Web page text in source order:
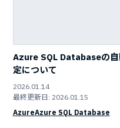
Azure SQL Databaseの自
定について
2026.01.14
最終更新日: 2026.01.15
AzureAzure SQL Database